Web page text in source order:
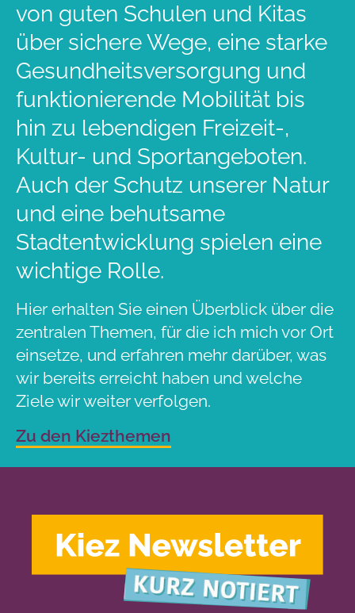
von guten Schulen und Kitas
über sichere Wege, eine starke
Gesundheitsversorgung und
funktionierende Mobilität bis
hin zu lebendigen Freizeit-,
Kultur- und Sportangeboten.
Auch der Schutz unserer Natur
und eine behutsame
Stadtentwicklung spielen eine
wichtige Rolle.
Hier erhalten Sie einen Überblick über die
zentralen Themen, für die ich mich vor Ort
einsetze, und erfahren mehr darüber, was
wir bereits erreicht haben und welche
Ziele wir weiter verfolgen.
Zu den Kiezthemen